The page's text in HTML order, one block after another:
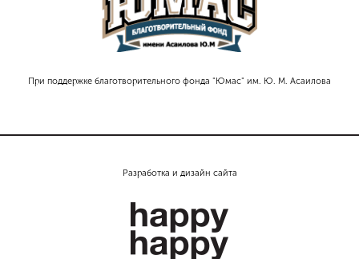
При поддержке благотворительного фонда "Юмас" им. Ю. М. Асаилова
Разработка и дизайн сайта